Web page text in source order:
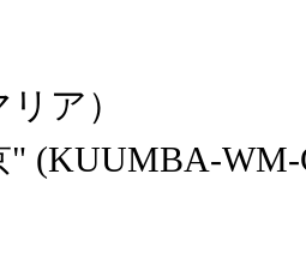
ア）
" (KUUMBA-WM-